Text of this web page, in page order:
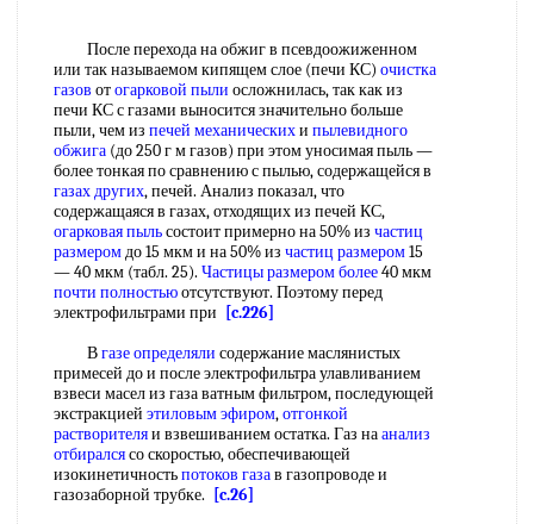
После перехода на обжиг в псевдоожиженном
или так называемом кипящем слое (печи КС) очистка
газов отогарковой пыли осложнилась, так как из
печи КС с газами выносится значительно больше
пыли, чем из печей механическихи пылевидного
обжига (до 250 г м газов) при этом уносимая пыль —
более тонкая по сравнению с пылью, содержащейся в
газах других, печей. Анализ показал, что
содержащаяся в газах, отходящих из печей КС,
огарковая пыльсостоит примерно на 50% из частиц
размеромдо 15 мкм и на 50% из частиц размером15
— 40 мкм (табл. 25). Частицы размером более40 мкм
почти полностьюотсутствуют. Поэтому перед
электрофильтрами при
[c.226]
Вгазе определяли содержание маслянистых
примесей до и после электрофильтра улавливанием
взвеси масел из газа ватным фильтром, последующей
экстракцией этиловым эфиром,отгонкой
растворителяи взвешиванием остатка. Газ наанализ
отбиралсясо скоростью, обеспечивающей
изокинетичностьпотоков газав газопроводе и
газозаборной трубке.
[c.26]